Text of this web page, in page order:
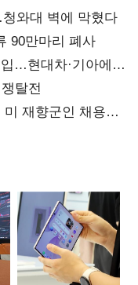
와대 벽에 막혔다
90만마리 폐사
…현대차·기아에
탈전
미 재향군인 채용